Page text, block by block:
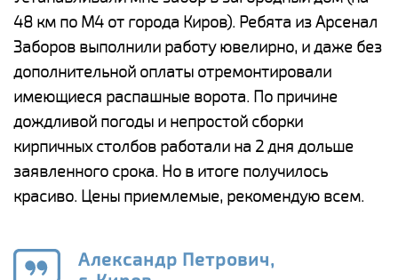
48 км по М4 от города Киров). Ребята из Арсенал
Заборов выполнили работу ювелирно, и даже без
дополнительной оплаты отремонтировали
имеющиеся распашные ворота. По причине
дождливой погоды и непростой сборки
кирпичных столбов работали на 2 дня дольше
заявленного срока. Но в итоге получилось
красиво. Цены приемлемые, рекомендую всем.
Александр Петрович,